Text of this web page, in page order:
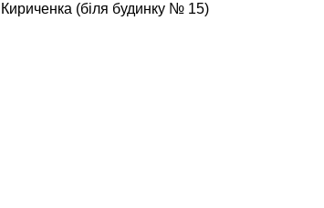
Кириченка (біля будинку № 15)